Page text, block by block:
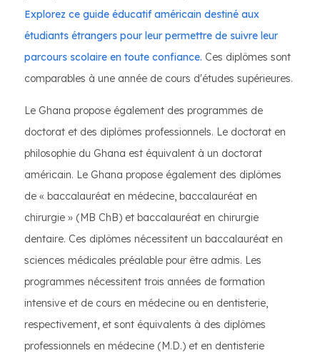
Explorez ce guide éducatif américain destiné aux
étudiants étrangers pour leur permettre de suivre leur
parcours scolaire en toute confiance. Ces diplômes sont
comparables à une année de cours d'études supérieures.
Le Ghana propose également des programmes de
doctorat et des diplômes professionnels. Le doctorat en
philosophie du Ghana est équivalent à un doctorat
américain. Le Ghana propose également des diplômes
de « baccalauréat en médecine, baccalauréat en
chirurgie » (MB ChB) et baccalauréat en chirurgie
dentaire. Ces diplômes nécessitent un baccalauréat en
sciences médicales préalable pour être admis. Les
programmes nécessitent trois années de formation
intensive et de cours en médecine ou en dentisterie,
respectivement, et sont équivalents à des diplômes
professionnels en médecine (M.D.) et en dentisterie